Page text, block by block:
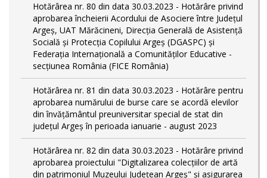
Hotărârea nr. 80 din data 30.03.2023 - Hotărâre privind
aprobarea încheierii Acordului de Asociere între Județul
Argeș, UAT Mărăcineni, Direcția Generală de Asistență
Socială și Protecția Copilului Argeș (DGASPC) și
Federația Internațională a Comunităților Educative -
secțiunea România (FICE România)
Hotărârea nr. 81 din data 30.03.2023 - Hotărâre pentru
aprobarea numărului de burse care se acordă elevilor
din învățământul preuniversitar special de stat din
județul Argeș în perioada ianuarie - august 2023
Hotărârea nr. 82 din data 30.03.2023 - Hotărâre privind
aprobarea proiectului "Digitalizarea colecțiilor de artă
din patrimoniul Muzeului Județean Argeș" și asigurarea